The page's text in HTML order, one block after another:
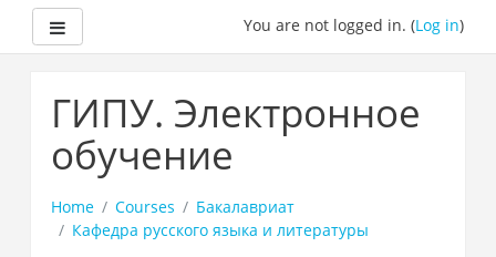
You are not logged in. (Log in)
ГИПУ. Электронное
обучение
Home Courses
Бакалавриат
Кафедра русского языка и литературы